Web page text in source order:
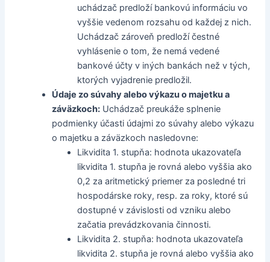
uchádzač predloží bankovú informáciu vo
vyššie vedenom rozsahu od každej z nich.
Uchádzač zároveň predloží čestné
vyhlásenie o tom, že nemá vedené
bankové účty v iných bankách než v tých,
ktorých vyjadrenie predložil.
Údaje zo súvahy alebo výkazu o majetku a
záväzkoch: Uchádzač preukáže splnenie
podmienky účasti údajmi zo súvahy alebo výkazu
o majetku a záväzkoch nasledovne:
Likvidita 1. stupňa: hodnota ukazovateľa
likvidita 1. stupňa je rovná alebo vyššia ako
0,2 za aritmetický priemer za posledné tri
hospodárske roky, resp. za roky, ktoré sú
dostupné v závislosti od vzniku alebo
začatia prevádzkovania činnosti.
Likvidita 2. stupňa: hodnota ukazovateľa
likvidita 2. stupňa je rovná alebo vyššia ako